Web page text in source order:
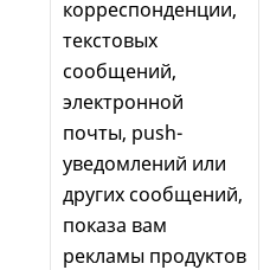
корреспонденции,
текстовых
сообщений,
электронной
почты, push-
уведомлений или
других сообщений,
показа вам
рекламы продуктов